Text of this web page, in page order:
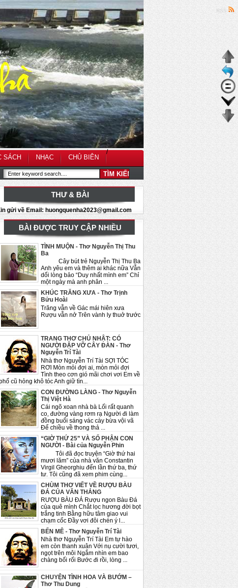
/
SÁCH NHẠC CHỦ BIÊN
RSS
THƯ & BÀI
gửi về Email: huongquenha2023@gmail.com
BÀI ĐƯỢC TRUY CẬP NHIỀU
TÌNH MUỘN - Thơ Nguyễn Thị Thu
Ba
Cây bút trẻ Nguyễn Thị Thu Ba
Anh yêu em và thêm ai khác nữa Vẫn
dối lòng bảo “Duy nhất mình em” Chỉ
một ngày mà anh phân ...
KHÚC TRĂNG XƯA - Thơ Trịnh
Bửu Hoài
Trăng vẫn về Gác mái hiên xưa
Rượu vẫn nở Trên vành ly thuở trước
TRANG THƠ CHỦ NHẬT: CÓ
NGƯỜI ĐẬP VỠ CÂY ĐÀN - Thơ
Nguyễn Trí Tài
Nhà thơ Nguyễn Trí Tài SỢI TÓC
RƠI Mòn mỏi đợi ai, mòn mỏi đợi
Tình theo cơn gió mãi chơi vơi Em về
cũ hỏng khô tóc Anh giữ tìn...
CON ĐƯỜNG LÀNG - Thơ Nguyễn
Thị Việt Hà
Cái ngõ xoan nhà bà Lối rất quanh
co, đường vàng rơm rạ Người đi làm
đồng buổi sáng vác cày bừa vội vã
Để chiều về thong thả ...
“GIỜ THỨ 25” VÀ SỐ PHẬN CON
NGƯỜI - Bài của Nguyễn Phin
Tôi đã đọc truyện “Giờ thứ hai
mươi lăm” của nhà văn Constantin
Virgil Gheorghiu đến lần thứ ba, thứ
tư. Tôi cũng đã xem phim cùng...
CHÙM THƠ VIẾT VỀ RƯỢU BÀU
ĐÁ CỦA VĂN THẮNG
RƯỢU BÀU ĐÁ Rượu ngon Bàu Đá
của quê mình Chắt lọc hương đời bọt
trắng tinh Bằng hữu tâm giao vui
chạm cốc Đầy vơi đôi chén ý l...
BẾN MÊ - Thơ Nguyễn Trí Tài
Nhà thơ Nguyễn Trí Tài Em tự hào
em còn thanh xuân Với nụ cười tươi,
ngọt trên môi Ngắm nhìn em bao
chàng bối rối Bước đi rồi, lòng ...
CHUYỆN TÌNH HOA VÀ BƯỚM –
Thơ Thu Dung